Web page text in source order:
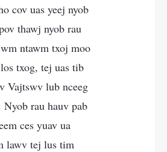
cov uas yeej nyob
thawj nyob rau
ntawm txoj moo
txog, tej uas tib
Vajtswv lub nceeg
rau hauv pab
ces yuav ua
lawv tej lus tim